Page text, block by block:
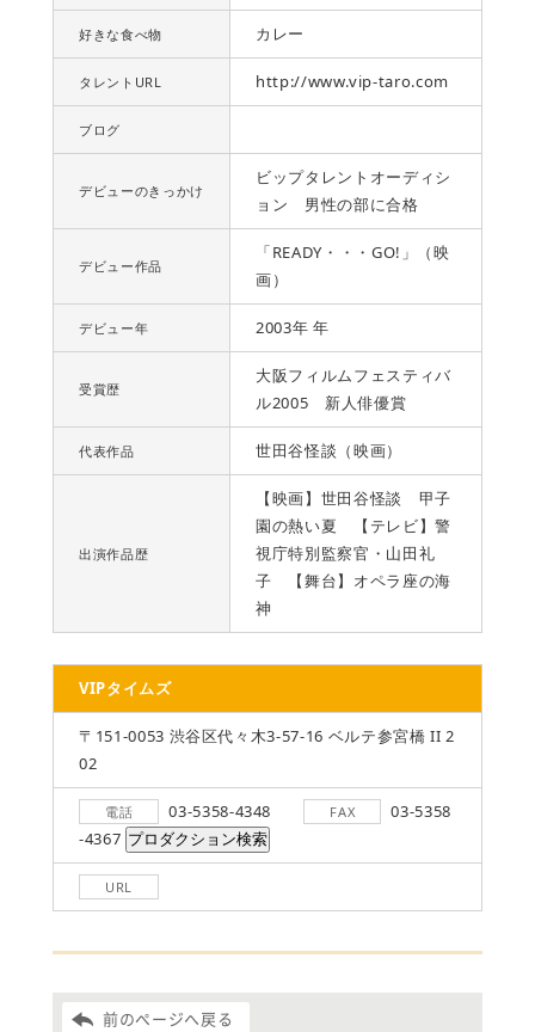
好きな食べ物 カレー
タレントURL http://www.vip-taro.com
ブログ
デビューのきっかけ
ビップタレントオーディシ
ョン 男性の部に合格
デビュー作品
「READY・・・GO!」（映
画）
デビュー年 2003年 年
受賞歴
大阪フィルムフェスティバ
ル2005 新人俳優賞
代表作品 世田谷怪談（映画）
出演作品歴
【映画】世田谷怪談 甲子
園の熱い夏 【テレビ】警
視庁特別監察官・山田礼
子 【舞台】オペラ座の海
神
VIPタイムズ
〒151-0053 渋谷区代々木3-57-16 ベルテ参宮橋 II 2
02
電話 03-5358-4348 FAX
03-5358
-4367
URL
前のページへ戻る